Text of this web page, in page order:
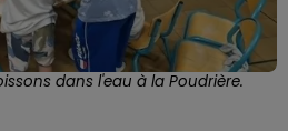
dans l'eau à la Poudrière.